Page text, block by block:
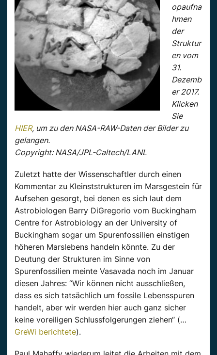
opaufna
hmen
der
Struktur
en vom
31.
Dezemb
er 2017.
Klicken
Sie
HIER, um zu den NASA-RAW-Daten der Bilder zu
gelangen.
Copyright: NASA/JPL-Caltech/LANL
Zuletzt hatte der Wissenschaftler durch einen
Kommentar zu Kleinststrukturen im Marsgestein für
Aufsehen gesorgt, bei denen es sich laut dem
Astrobiologen Barry DiGregorio vom Buckingham
Centre for Astrobiology an der University of
Buckingham sogar um Spurenfossilien einstigen
höheren Marslebens handeln könnte. Zu der
Deutung der Strukturen im Sinne von
Spurenfossilien meinte Vasavada noch im Januar
diesen Jahres: “Wir können nicht ausschließen,
dass es sich tatsächlich um fossile Lebensspuren
handelt, aber wir werden hier auch ganz sicher
keine voreiligen Schlussfolgerungen ziehen“ (…
GreWi berichtete).